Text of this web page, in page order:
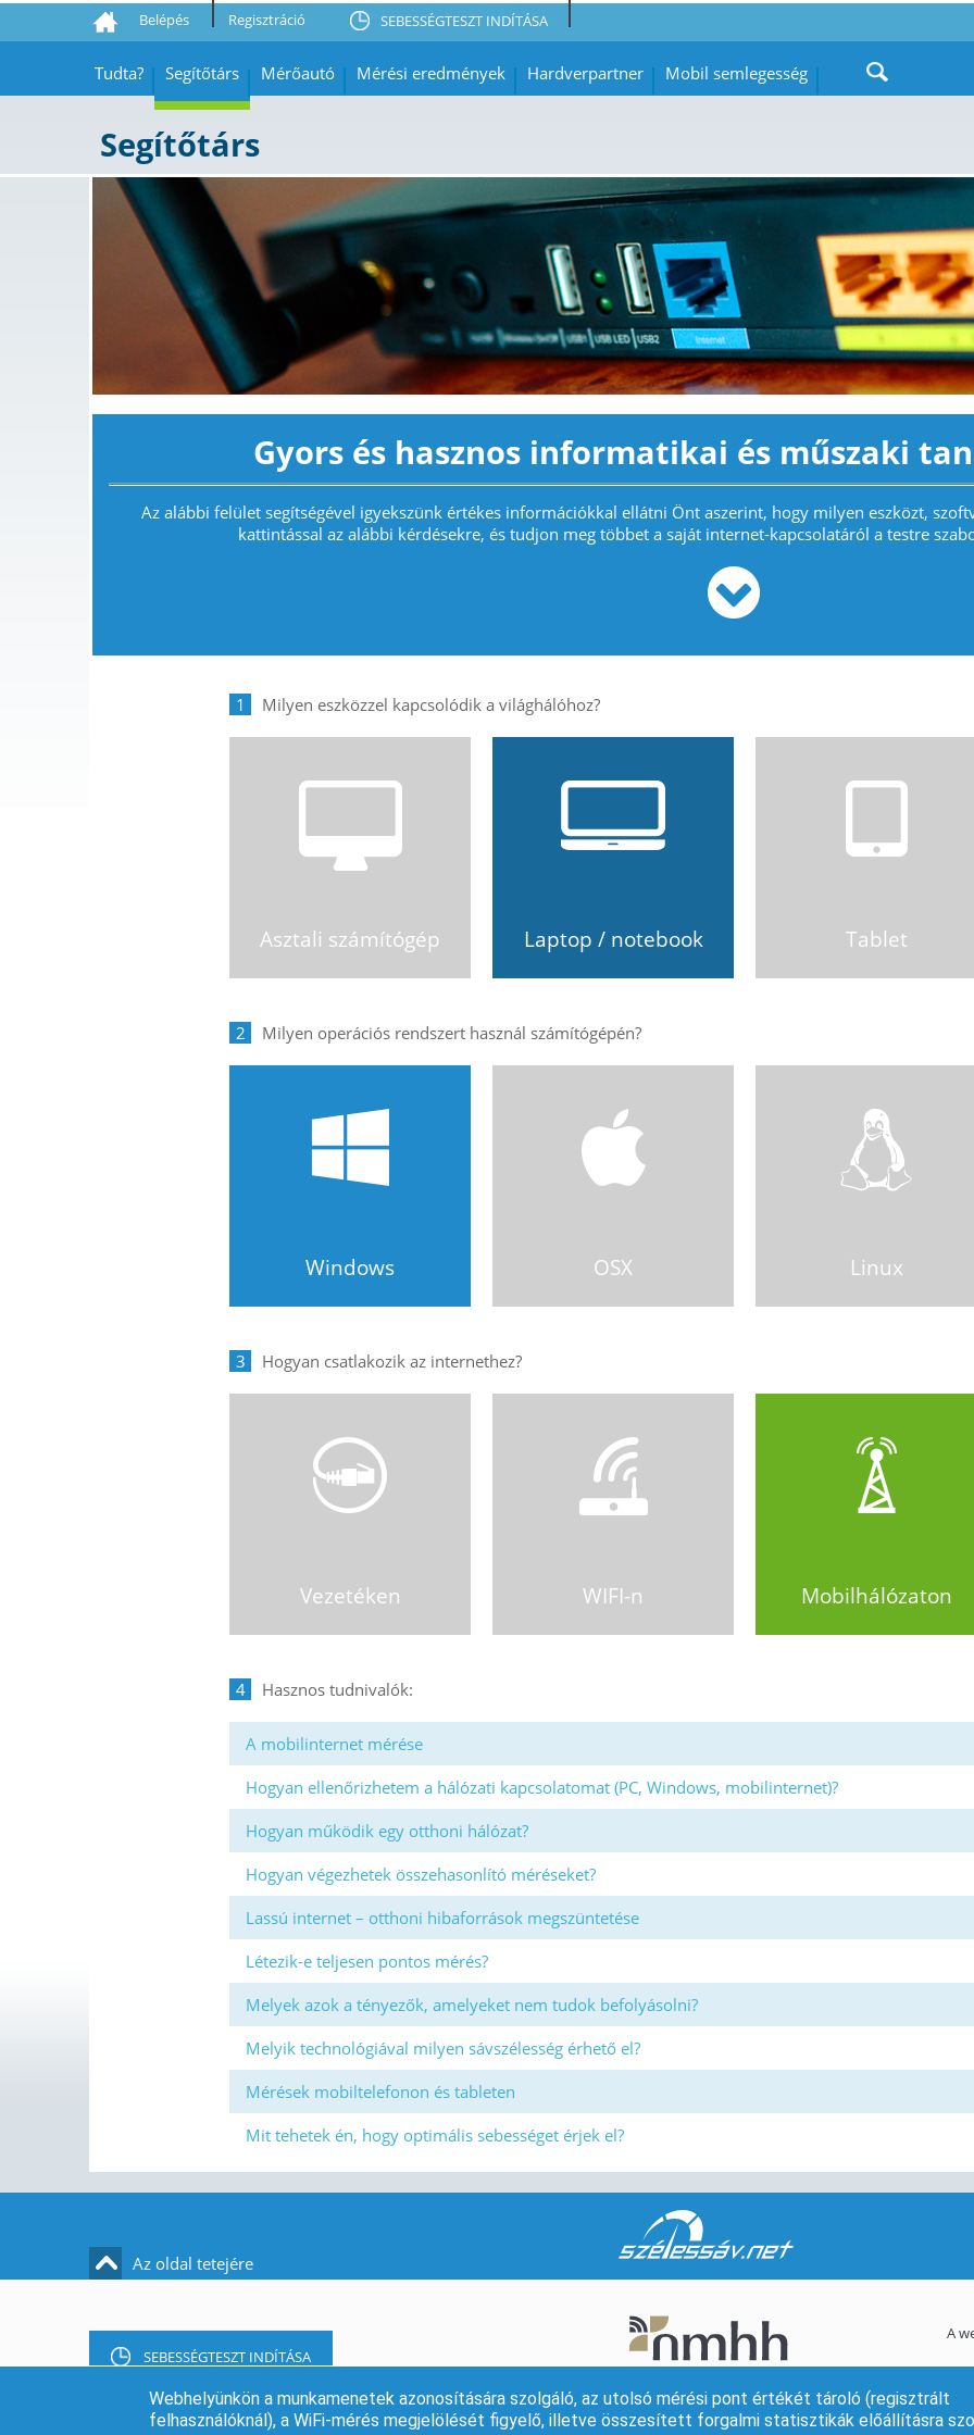
Belépés Regisztráció SEBESSÉGTESZT INDÍTÁSA
Tudta? Segítőtárs Mérőautó Mérési eredmények Hardverpartner Mobil semlegesség
Segítőtárs
Gyors és hasznos informatikai és műszaki
Az alábbi felület segítségével igyekszünk értékes információkkal ellátni Önt aszerint, hogy milyen eszközt,
kattintással az alábbi kérdésekre, és tudjon meg többet a saját internet-kapcsolatáról a testre
1
Asztali számítógép Laptop / notebook Tablet
2
Windows OSX Linux
3
Vezetéken WIFI-n Mobilhálózaton
4
A mobilinternet mérése
Hogyan ellenőrizhetem a hálózati kapcsolatomat (PC, Windows, mobilinternet)?
Hogyan működik egy otthoni hálózat?
Hogyan végezhetek összehasonlító méréseket?
Lassú internet – otthoni hibaforrások megszüntetése
Létezik-e teljesen pontos mérés?
Melyek azok a tényezők, amelyeket nem tudok befolyásolni?
Melyik technológiával milyen sávszélesség érhető el?
Mérések mobiltelefonon és tableten
Mit tehetek én, hogy optimális sebességet érjek el?
Az oldal tetejére
SEBESSÉGTESZT INDÍTÁSA
A
Webhelyünkön a munkamenetek azonosítására szolgáló, az utolsó mérési pont értékét tároló (regisztrált
felhasználóknál), a WiFi-mérés megjelölését figyelő, illetve összesített forgalmi statisztikák előállításra